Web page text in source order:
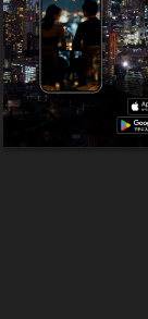
恋するマザー Vol.10
「あなたって悪い
の前で罵られ…。
押しかけてきた、